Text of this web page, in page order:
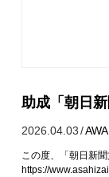
助成「朝日
2026.04.03 /
この度、「朝日新
https://